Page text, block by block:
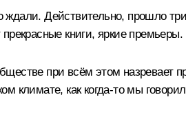
Действительно, прошло три
книги, яркие премьеры.
при всём этом назревает
климате, как когда-то мы